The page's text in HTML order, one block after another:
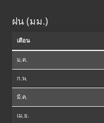
ฝน (มม.)
เดือน
ม.ค.
ก.พ.
มี.ค.
เม.ย.